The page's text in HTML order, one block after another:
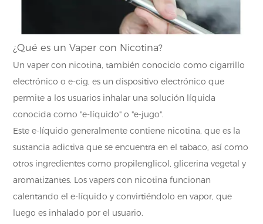
¿Qué es un Vaper con Nicotina?
Un vaper con nicotina, también conocido como cigarrillo
electrónico o e-cig, es un dispositivo electrónico que
permite a los usuarios inhalar una solución líquida
conocida como "e-líquido" o "e-jugo".
Este e-líquido generalmente contiene nicotina, que es la
sustancia adictiva que se encuentra en el tabaco, así como
otros ingredientes como propilenglicol, glicerina vegetal y
aromatizantes. Los vapers con nicotina funcionan
calentando el e-líquido y convirtiéndolo en vapor, que
luego es inhalado por el usuario.